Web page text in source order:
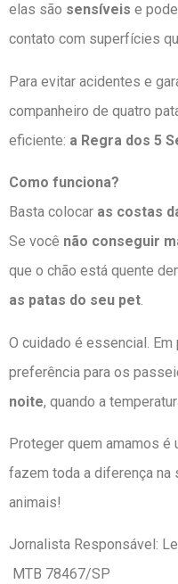
elas são sensíveis e
contato com superfícies
Para evitar acidentes e
companheiro de quatro
eficiente: a Regra dos 5
Como funciona?
Basta colocar as costas
Se você não conseguir
que o chão está quente
as patas do seu pet.
O cuidado é essencial.
preferência para os
noite, quando a
Proteger quem amamos é
fazem toda a diferença
animais!
Jornalista Responsável:
MTB 78467/SP